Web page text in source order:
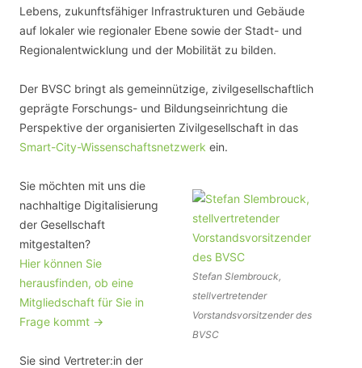
Lebens, zukunftsfähiger Infrastrukturen und Gebäude
auf lokaler wie regionaler Ebene sowie der Stadt- und
Regionalentwicklung und der Mobilität zu bilden.
Der BVSC bringt als gemeinnützige, zivilgesellschaftlich
geprägte Forschungs- und Bildungseinrichtung die
Perspektive der organisierten Zivilgesellschaft in das
Smart-City-Wissenschaftsnetzwerk ein.
Stefan Slembrouck,
stellvertretender
Vorstandsvorsitzender des
BVSC
Sie möchten mit uns die
nachhaltige Digitalisierung
der Gesellschaft
mitgestalten?
Hier können Sie
herausfinden, ob eine
Mitgliedschaft für Sie in
Frage kommt ->
Sie sind Vertreter:in der